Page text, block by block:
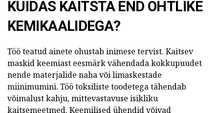
KUIDAS KAITSTA END OHTLIKE
KEMIKAALIDEGA?
Töö teatud ainete ohustab inimese tervist. Kaitsev
maskid keemiast eesmärk vähendada kokkupuudet
nende materjalide naha või limaskestade
miinimumini. Töö toksiliste toodetega tähendab
võimalust kahju, mittevastavuse isikliku
kaitsemeetmed. Keemilised ühendid võivad